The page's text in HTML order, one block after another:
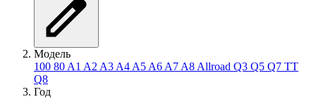
Модель
100 80 A1 A2 A3 A4 A5 A6 A7 A8 Allroad Q3 Q5 Q7 TT
Q8
Год